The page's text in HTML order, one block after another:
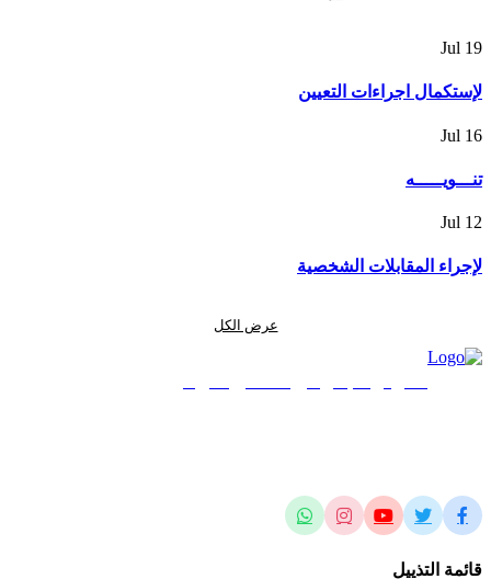
19
Jul
لإستكمال اجراءات التعيين
16
Jul
تنـــويـــــه
12
Jul
لإجراء المقابلات الشخصية
عرض الكل
قائمة التذييل